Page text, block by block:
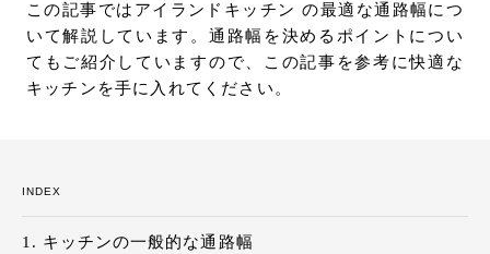
サポート
LANGUAGE : JP
EN CN
この記事ではアイランドキッチン の最適な通路幅につ
いて解説しています。通路幅を決めるポイントについ
てもご紹介していますので、この記事を参考に快適な
キッチンを手に入れてください。
INDEX
キッチンの一般的な通路幅